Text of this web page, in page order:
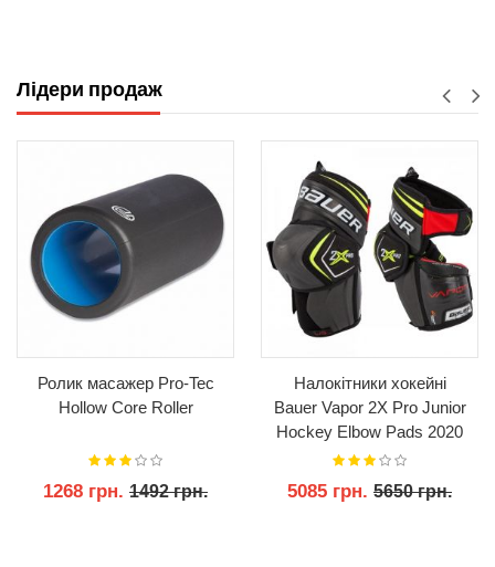
Лідери продаж
Ролик масажер Pro-Tec
Hollow Core Roller
1268 грн. 1492 грн.
Налокітники хокейні
Bauer Vapor 2X Pro Junior
Hockey Elbow Pads 2020
5085 грн. 5650 грн.